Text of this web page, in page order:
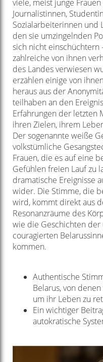
viele, meist junge
Journalistinnen,
Sozialarbeiterinnen und
den sie umzingelnden
sich nicht einschüchtern
zahlreiche von ihnen
des Landes verwiesen
erzählen einige von
heraus aus der
teilhaben an den
Erfahrungen der letzten
ihren Zielen, ihrem
Der sogenannte weiße
volkstümliche
Frauen, die es auf eine
Gefühlen freien Lauf zu
dramatische Ereignisse
wider. Die Stimme, die
wird, kommt direkt aus
Resonanzräume des
wie die Geschichten der
couragierten
kommen.
Authentische
Belarus, von
um ihr Leben zu
Ein wichtiger
autokratische